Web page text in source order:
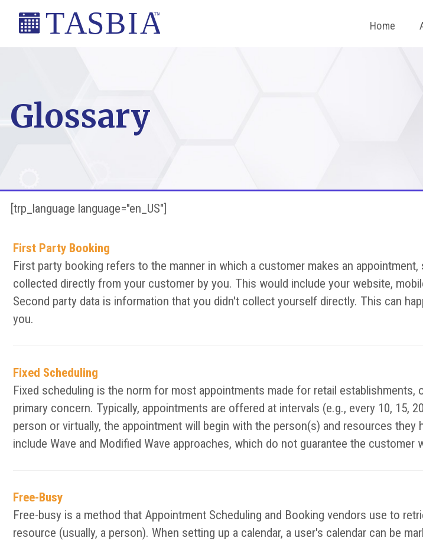
Skip
Skip
Skip
and
Booking
Home
Glossary
[trp_language language="en_US"]
First Party Booking
First party booking refers to the manner in which a customer makes an
collected directly from your customer by you. This would include your website,
Second party data is information that you didn't collect yourself directly. This can
you.
Fixed Scheduling
Fixed scheduling is the norm for most appointments made for retail
primary concern. Typically, appointments are offered at intervals (e.g., every 10, 15,
person or virtually, the appointment will begin with the person(s) and resources
include Wave and Modified Wave approaches, which do not guarantee the customer
Free-Busy
Free-busy is a method that Appointment Scheduling and Booking vendors use to
resource (usually, a person). When setting up a calendar, a user's calendar can be